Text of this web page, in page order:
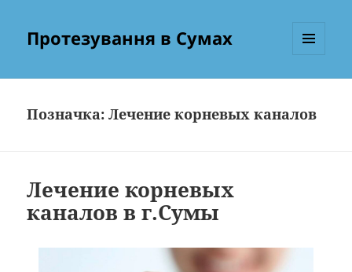
Протезування в Сумах
Позначка:Лечение корневых каналов
Лечение корневых
каналов в г.Сумы